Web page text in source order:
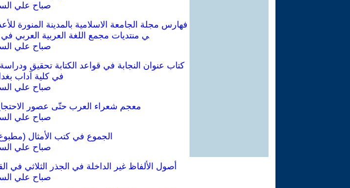
صباح علي
ي منتديات مجمع اللغة العربية العربي في
صباح علي
كتاب عنوان النجابة في قواعد الكتابة تحقيق
في كلية آداب بغداد
صباح علي
معجم شعراء العرب حتّى عصور
صباح علي
الجموع في كتب الأمثال (مطبوع في
صباح علي
أصول الألفاظ غير الداخلة في الجذر الثلاثي في
صباح علي